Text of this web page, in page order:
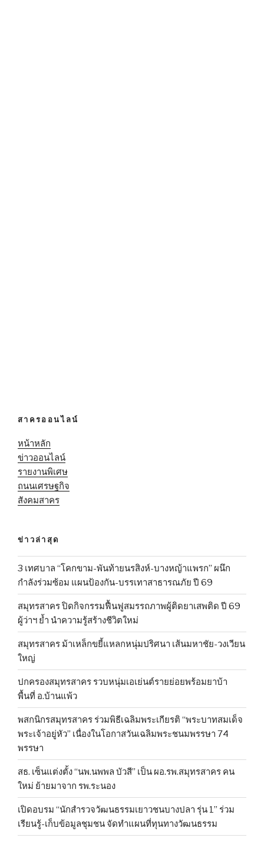
สาครออนไลน์
หน้าหลัก
ข่าวออนไลน์
รายงานพิเศษ
ถนนเศรษฐกิจ
สังคมสาคร
ข่าวล่าสุด
3 เทศบาล “โคกขาม-พันท้ายนรสิงห์-บางหญ้าแพรก” ผนึก
กำลังร่วมซ้อม แผนป้องกัน-บรรเทาสาธารณภัย ปี 69
สมุทรสาคร ปิดกิจกรรมฟื้นฟูสมรรถภาพผู้ติดยาเสพติด ปี 69
ผู้ว่าฯ ย้ำ นำความรู้สร้างชีวิตใหม่
สมุทรสาคร ม้าเหล็กขยี้แหลกหนุ่มปริศนา เส้นมหาชัย-วงเวียน
ใหญ่
ปกครองสมุทรสาคร รวบหนุ่มเอเย่นต์รายย่อยพร้อมยาบ้า
พื้นที่ อ.บ้านแพ้ว
พสกนิกรสมุทรสาคร ร่วมพิธีเฉลิมพระเกียรติ “พระบาทสมเด็จ
พระเจ้าอยู่หัว” เนื่องในโอกาสวันเฉลิมพระชนมพรรษา 74
พรรษา
สธ. เซ็นแต่งตั้ง “นพ.นพพล บัวสี” เป็น ผอ.รพ.สมุทรสาคร คน
ใหม่ ย้ายมาจาก รพ.ระนอง
เปิดอบรม “นักสำรวจวัฒนธรรมเยาวชนบางปลา รุ่น 1” ร่วม
เรียนรู้-เก็บข้อมูลชุมชน จัดทำแผนที่ทุนทางวัฒนธรรม